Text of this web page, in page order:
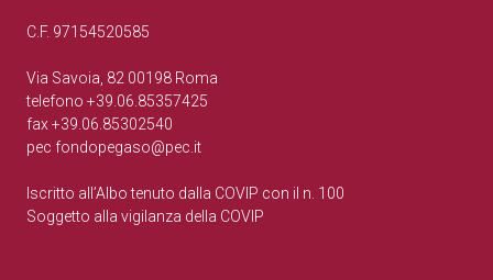
C.F. 97154520585
Via Savoia, 82 00198 Roma
telefono +39.06.85357425
fax +39.06.85302540
pec fondopegaso@pec.it
Iscritto all’Albo tenuto dalla COVIP con il n. 100
Soggetto alla vigilanza della COVIP